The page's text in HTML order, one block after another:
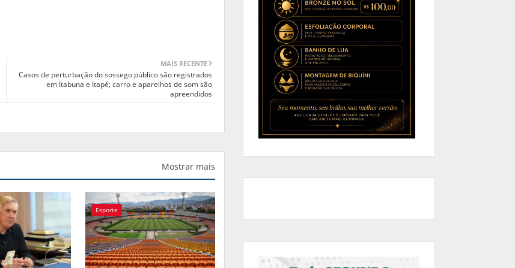
MAIS RECENTE
Casos de perturbação do sossego público são registrados
em Itabuna e Itapé; carro e aparelhos de som são
apreendidos
Mostrar mais
Esporte